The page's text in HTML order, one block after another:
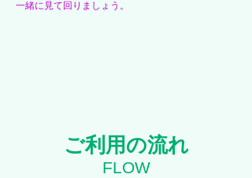
​一緒に見て回りましょう。
ご利用の流れ
FLOW